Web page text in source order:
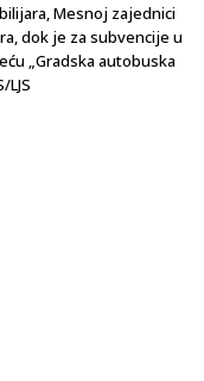
Mesnoj zajednici
dok je za subvencije u
„Gradska autobuska